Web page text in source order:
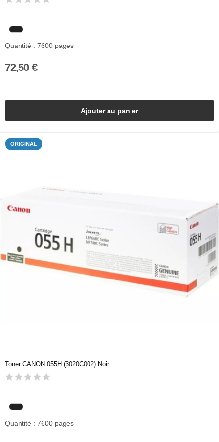
Quantité : 7600 pages
72,50 €
Ajouter au panier
ORIGINAL
Toner CANON 055H (3020C002) Noir
Quantité : 7600 pages